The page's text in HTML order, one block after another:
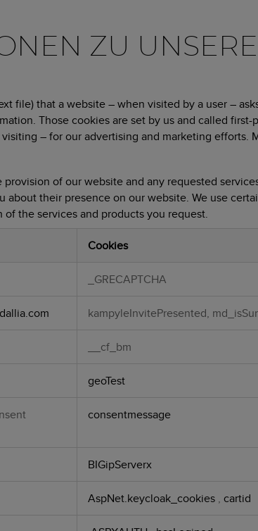
ZU
file) that a website – when visited by a user –
Those cookies are set by us and called
– for our advertising and marketing
of our website and any requested
their presence on our website. We use
the services and products you request.
Cookies
_GRECAPTCHA
kampyleInvitePresented,
__cf_bm
geoTest
consentmessage
BIGipServerx
AspNet.keycloak_cookies , cartid